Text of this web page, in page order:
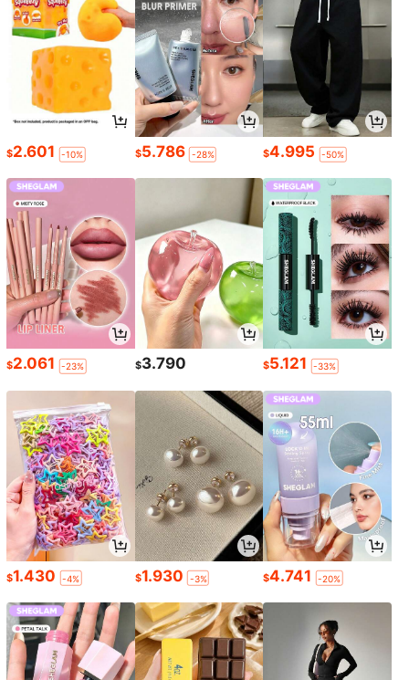
$2.601 -10% $5.786 -28% $4.995 -50%
$2.061 -23% $3.790 $5.121 -33%
$1.430 -4% $1.930 -3% $4.741 -20%